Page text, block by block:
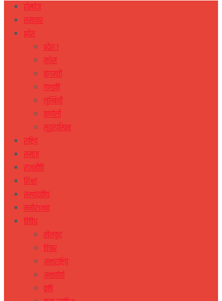
होमपेज
समाचार
प्रदेश
प्रदेश १
मधेस
वागमती
गण्डकी
लुम्बिनी
कर्णाली
सुदुरपस्चिम
राष्ट्रिय
समाज
राजनीति
शिक्षा
सम्पादकीय
मनोरञ्जन
विविध
खेलकुद
विचार
अन्तराष्ट्रिय
अन्तर्वार्ता
कृषि